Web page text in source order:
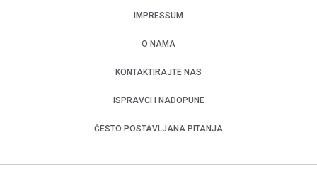
IMPRESSUM
O NAMA
KONTAKTIRAJTE NAS
ISPRAVCI I NADOPUNE
ČESTO POSTAVLJANA PITANJA